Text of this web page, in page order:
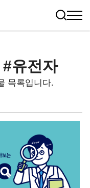
유전자
목록입니다.